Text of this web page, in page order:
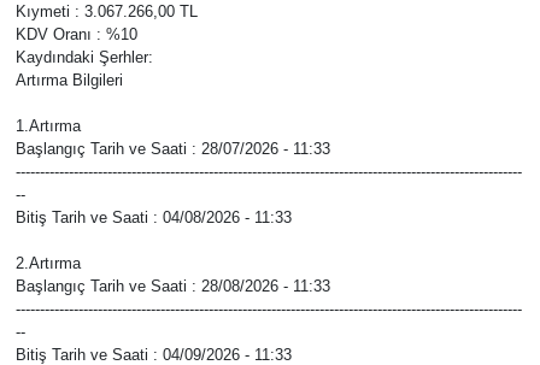
Kıymeti : 3.067.266,00 TL
KDV Oranı : %10
Kaydındaki Şerhler:
Artırma Bilgileri
1.Artırma
Başlangıç Tarih ve Saati : 28/07/2026 - 11:33
---------------------------------------------------------------------------------------------------------
--
Bitiş Tarih ve Saati : 04/08/2026 - 11:33
2.Artırma
Başlangıç Tarih ve Saati : 28/08/2026 - 11:33
---------------------------------------------------------------------------------------------------------
--
Bitiş Tarih ve Saati : 04/09/2026 - 11:33
İlçe Haberleri
Kültür & Sanat
Magazin
Resmi İlanlar
Sağlık